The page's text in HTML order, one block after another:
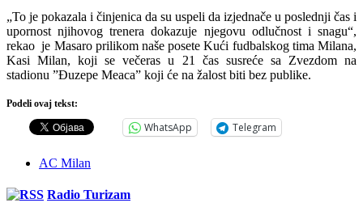
„To je pokazala i činjenica da su uspeli da izjednače u poslednji čas i
upornost njihovog trenera dokazuje njegovu odlučnost i snagu“,
rekao je Masaro prilikom naše posete Kući fudbalskog tima Milana,
Kasi Milan, koji se večeras u 21 čas susreće sa Zvezdom na
stadionu ”Đuzepe Meaca” koji će na žalost biti bez publike.
Podeli ovaj tekst:
WhatsApp Telegram
AC Milan
Radio Turizam